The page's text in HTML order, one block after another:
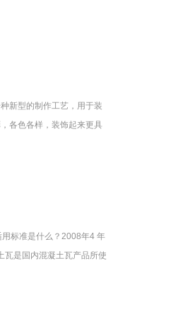
新型的制作工艺，用于装
各色各样，装饰起来更具
标准是什么？2008年4 年
瓦是国内混凝土瓦产品所使